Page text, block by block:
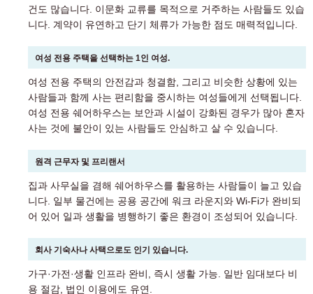
건도 많습니다. 이문화 교류를 목적으로 거주하는 사람들도 있습
니다. 계약이 유연하고 단기 체류가 가능한 점도 매력적입니다.
여성 전용 주택을 선택하는 1인 여성.
여성 전용 주택의 안전감과 청결함, 그리고 비슷한 상황에 있는
사람들과 함께 사는 편리함을 중시하는 여성들에게 선택됩니다.
여성 전용 쉐어하우스는 보안과 시설이 강화된 경우가 많아 혼자
사는 것에 불안이 있는 사람들도 안심하고 살 수 있습니다.
원격 근무자 및 프리랜서
집과 사무실을 겸해 쉐어하우스를 활용하는 사람들이 늘고 있습
니다. 일부 물건에는 공용 공간에 워크 라운지와 Wi-Fi가 완비되
어 있어 일과 생활을 병행하기 좋은 환경이 조성되어 있습니다.
회사 기숙사나 사택으로도 인기 있습니다.
가구·가전·생활 인프라 완비, 즉시 생활 가능. 일반 임대보다 비
용 절감, 법인 이용에도 유연.